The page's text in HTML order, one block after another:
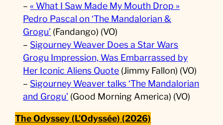
–« What I Saw Made My Mouth Drop »
Pedro Pascal on ‘The Mandalorian &
Grogu’ (Fandango) (VO)
– Sigourney Weaver Does a Star Wars
Grogu Impression, Was Embarrassed by
Her Iconic Aliens Quote (Jimmy Fallon) (VO)
– Sigourney Weaver talks ‘The Mandalorian
and Grogu’ (Good Morning America) (VO)
The Odyssey (L’Odyssée) (2026)